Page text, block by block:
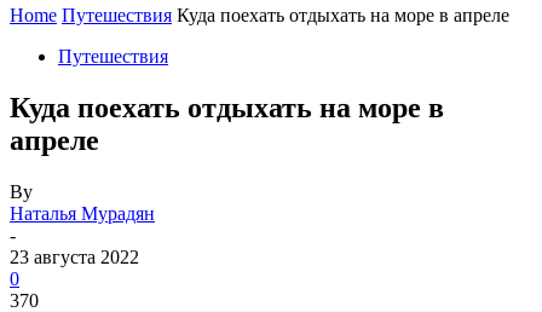
Home Путешествия Куда поехать отдыхать на море в апреле
Путешествия
Куда поехать отдыхать на море в
апреле
By
Наталья Мурадян
-
23 августа 2022
0
370